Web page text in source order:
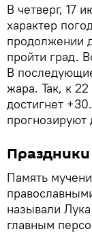
В четверг, 17
характер
продолжении
пройти град.
В
жара. Так, к
достигнет
Память
называли
главным